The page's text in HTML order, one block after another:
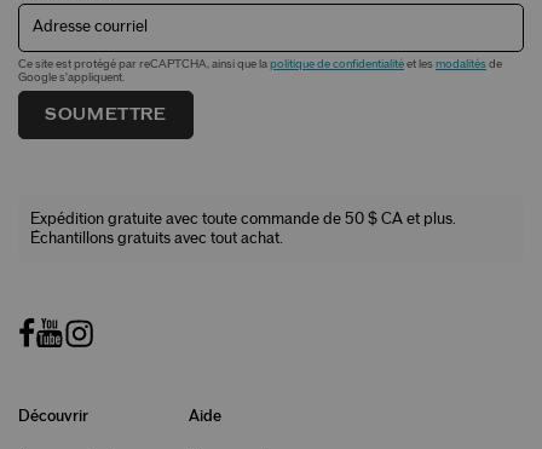
Adresse courriel
Ce site est protégé par reCAPTCHA, ainsi que la politique de confidentialité et les modalités de
Google s'appliquent.
SOUMETTRE
Expédition gratuite avec toute commande de 50 $ CA et plus.
Échantillons gratuits avec tout achat.
Découvrir Aide